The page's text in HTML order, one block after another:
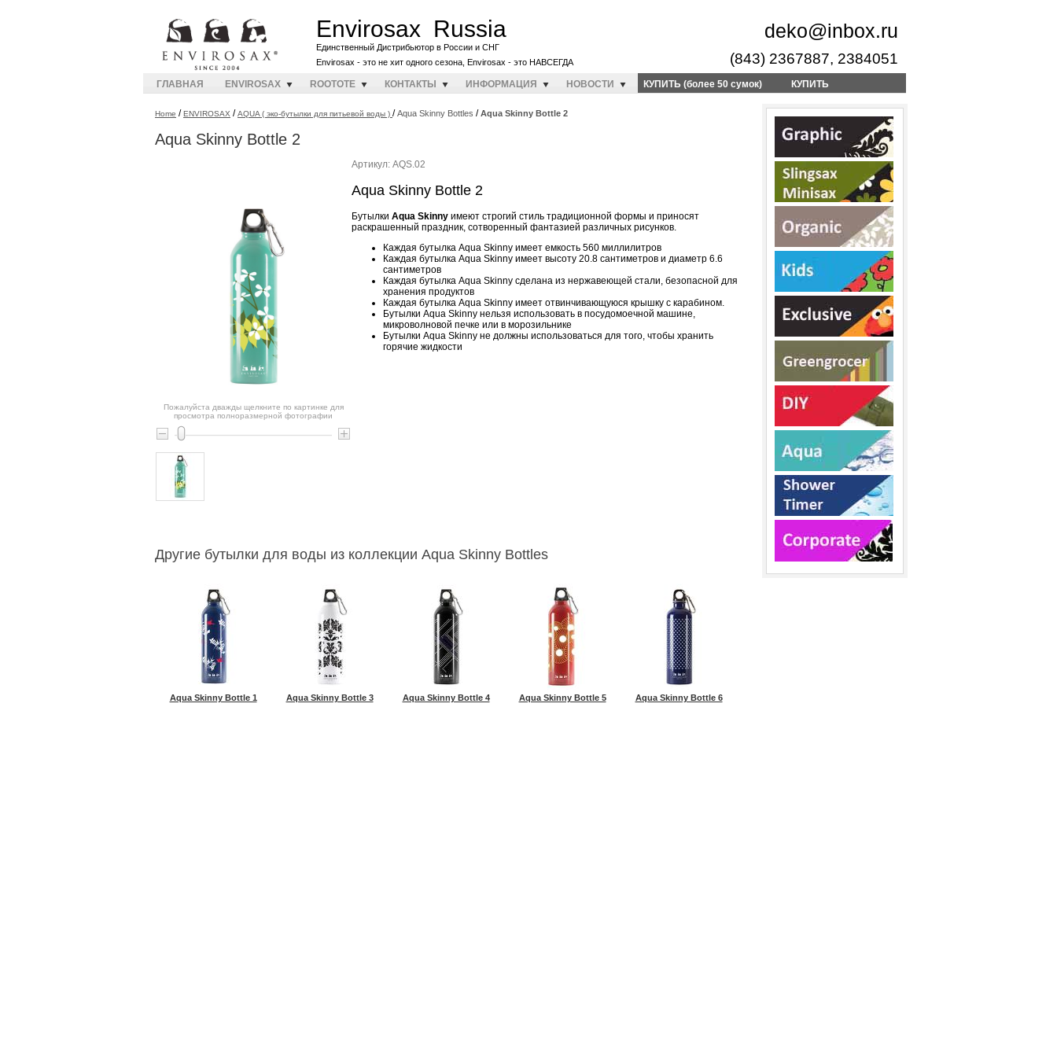
Envirosax Russia
Единственный Дистрибьютор в России и СНГ
Envirosax - это не хит одного сезона, Envirosax - это НАВСЕГДА
deko@inbox.ru
(843) 2367887, 2384051
ГЛАВНАЯ ENVIROSAX ROOTOTE КОНТАКТЫ ИНФОРМАЦИЯ НОВОСТИ КУПИТЬ (более 50 сумок) КУПИТЬ
Home /ENVIROSAX /AQUA ( эко-бутылки для питьевой воды ) /Aqua Skinny Bottles /Aqua Skinny Bottle 2
Aqua Skinny Bottle 2
Пожалуйста дважды щелкните по картинке для
просмотра полноразмерной фотографии
Артикул: AQS.02
Aqua Skinny Bottle 2
Бутылки Aqua Skinny имеют строгий стиль традиционной формы и приносят
раскрашенный праздник, сотворенный фантазией различных рисунков.
Каждая бутылка Aqua Skinny имеет емкость 560 миллилитров
Каждая бутылка Aqua Skinny имеет высоту 20.8 сантиметров и диаметр 6.6
сантиметров
Каждая бутылка Aqua Skinny сделана из нержавеющей стали, безопасной для
хранения продуктов
Каждая бутылка Aqua Skinny имеет отвинчивающуюся крышку с карабином.
Бутылки Aqua Skinny нельзя использовать в посудомоечной машине,
микроволновой печке или в морозильнике
Бутылки Aqua Skinny не должны использоваться для того, чтобы хранить
горячие жидкости
Другие бутылки для воды из коллекции Aqua Skinny Bottles
Aqua Skinny Bottle 1 Aqua Skinny Bottle 3 Aqua Skinny Bottle 4 Aqua Skinny Bottle 5 Aqua Skinny Bottle 6